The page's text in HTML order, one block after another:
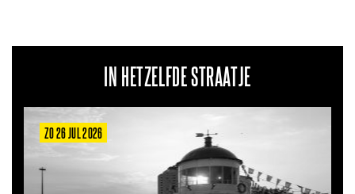
IN HETZELFDE STRAATJE
ZO 26 JUL 2026